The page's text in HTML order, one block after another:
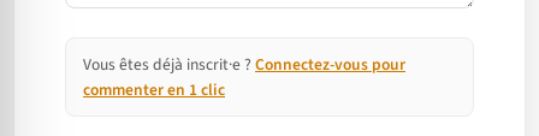
Vous êtes déjà inscrit·e ? Connectez-vous pour
commenter en 1 clic